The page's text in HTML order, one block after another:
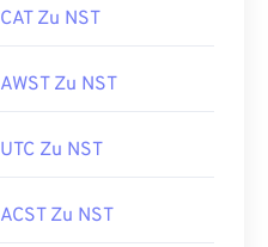
CAT Zu NST
AWST Zu NST
UTC Zu NST
ACST Zu NST